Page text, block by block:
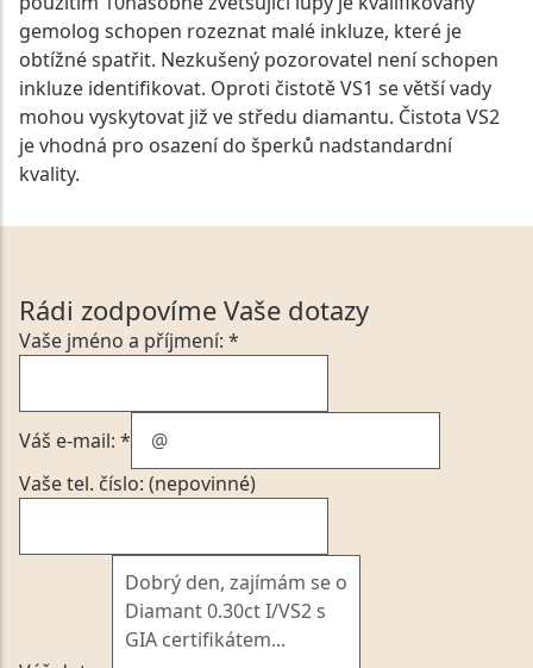
gemolog schopen rozeznat malé inkluze, které je
obtížné spatřit. Nezkušený pozorovatel není schopen
inkluze identifikovat. Oproti čistotě VS1 se větší vady
mohou vyskytovat již ve středu diamantu. Čistota VS2
je vhodná pro osazení do šperků nadstandardní
kvality.
Rádi zodpovíme Vaše dotazy
Vaše jméno a příjmení: *
Váš e-mail: *
Vaše tel. číslo: (nepovinné)